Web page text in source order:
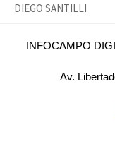
DIEGO SANTILLI
INFOCAMPO
Av.